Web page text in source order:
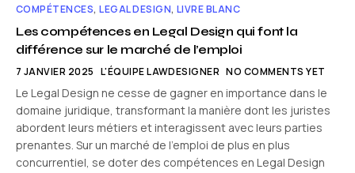
COMPÉTENCES,LEGAL DESIGN, LIVRE BLANC
Les compétences en Legal Design qui font la
différence sur le marché de l’emploi
7 JANVIER 2025 L'ÉQUIPE LAWDESIGNER NO COMMENTS YET
Le Legal Design ne cesse de gagner en importance dans le
domaine juridique, transformant la manière dont les juristes
abordent leurs métiers et interagissent avec leurs parties
prenantes. Sur un marché de l’emploi de plus en plus
concurrentiel, se doter des compétences en Legal Design